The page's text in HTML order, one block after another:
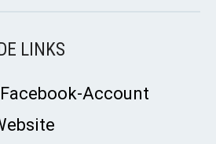
LINKS
Account